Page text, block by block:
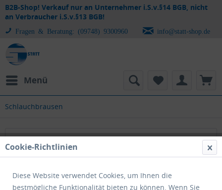
B2B-Shop! Verkauf nur an Unternehmer i.S.v.§14 BGB, nicht
an Verbraucher i.S.v.§13 BGB!
Fragen & Beratung: (09748) 9300960 info@statt-shop.de
Menü
Schlauchbrausen
Schlauchbrausen
Cookie-Richtlinien
Diese Website verwendet Cookies, um Ihnen die
bestmögliche Funktionalität bieten zu können. Wenn Sie